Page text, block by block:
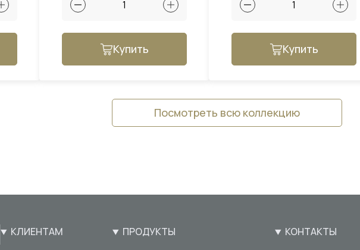
Купить Купить
Посмотреть всю коллекцию
КЛИЕНТАМ ПРОДУКТЫ КОНТАКТЫ